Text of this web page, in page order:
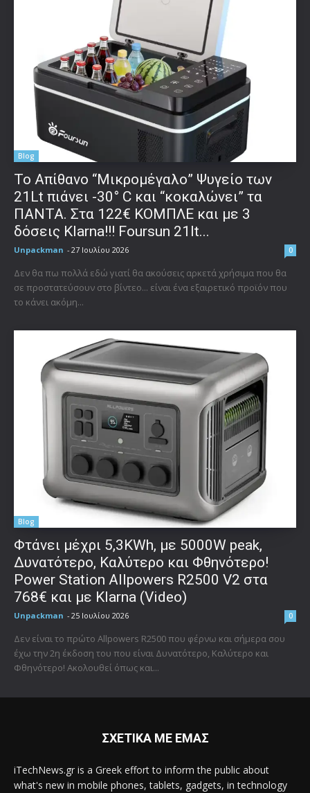
Blog
Το Απίθανο “Μικρομέγαλο” Ψυγείο των
21Lt πιάνει -30° C και “κοκαλώνει” τα
ΠΑΝΤΑ. Στα 122€ ΚΟΜΠΛΕ και με 3
δόσεις Klarna!!! Foursun 21lt...
Unpackman - 27 Ιουλίου 2026 0
Δεν θα πω πολλά εδώ γιατί θα ακούσεις αρκετά χρήσιμα που θα
σε προστατεύσουν στο βίντεο... είναι ένα εξαιρετικό προϊόν που
το κάνει ακόμη...
Blog
Φτάνει μέχρι 5,3KWh, με 5000W peak,
Δυνατότερο, Καλύτερο και Φθηνότερο!
Power Station Allpowers R2500 V2 στα
768€ και με Klarna (Video)
Unpackman - 25 Ιουλίου 2026 0
Δεν είναι το πρώτο Allpowers R2500 που φέρνω και σήμερα σου
έχω την 2η έκδοση του που είναι Δυνατότερο, Καλύτερο και
Φθηνότερο! Ακολουθεί όπως και...
ΣΧΕΤΙΚΑ ΜΕ ΕΜΑΣ
iTechNews.gr is a Greek effort to inform the public about
what's new in mobile phones, tablets, gadgets, in technology